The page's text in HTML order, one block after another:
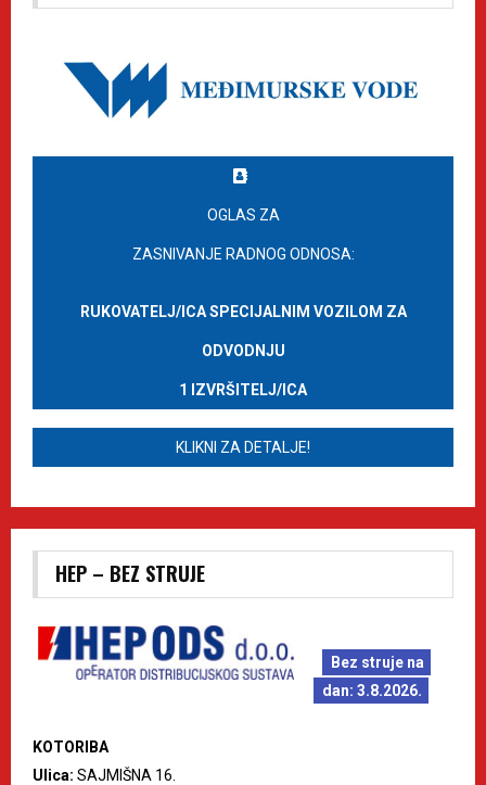
OGLAS ZA
ZASNIVANJE RADNOG ODNOSA:
RUKOVATELJ/ICA SPECIJALNIM VOZILOM ZA
ODVODNJU
1 IZVRŠITELJ/ICA
KLIKNI ZA DETALJE!
HEP – BEZ STRUJE
Bez struje na
dan: 3.8.2026.
KOTORIBA
Ulica: SAJMIŠNA 16.